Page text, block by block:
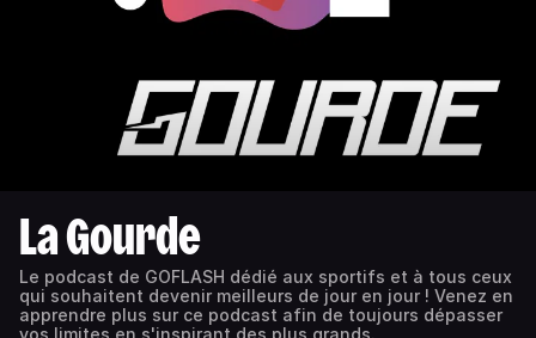
La Gourde
Le podcast de GOFLASH dédié aux sportifs et à tous ceux
qui souhaitent devenir meilleurs de jour en jour ! Venez en
apprendre plus sur ce podcast afin de toujours dépasser
vos limites en s'inspirant des plus grands.